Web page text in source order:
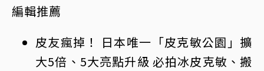
編輯推薦
皮友瘋掉！ 日本唯一「皮克敏公園」擴
大5倍、5大亮點升級 必拍冰皮克敏、搬